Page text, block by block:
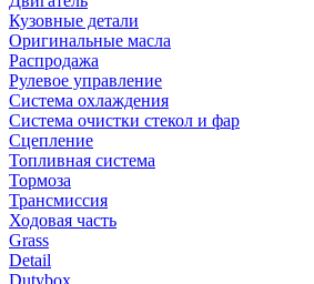
Кузовные детали
Оригинальные масла
Распродажа
Рулевое управление
Система охлаждения
Система очистки стекол и фар
Сцепление
Топливная система
Тормоза
Трансмиссия
Ходовая часть
Grass
Detail
Dutybox